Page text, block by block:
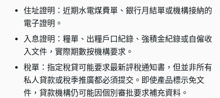
住址證明：近期水電煤費單、銀行月結單或機構接納的
電子證明。
入息證明：糧單、出糧戶口紀錄、強積金紀錄或自僱收
入文件，實際期數按機構要求。
稅單：指定稅貸可能要求最新評稅通知書，但並非所有
私人貸款或稅季推廣都必須提交。即使產品標示免文
件，貸款機構仍可能因個別審批要求補充資料。